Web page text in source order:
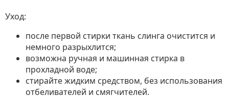
Уход:
после первой стирки ткань слинга очистится и
немного разрыхлится;
возможна ручная и машинная стирка в
прохладной воде;
стирайте жидким средством, без использования
отбеливателей и смягчителей.